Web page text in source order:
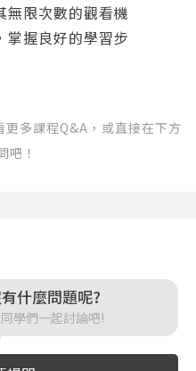
使用者條款與隱私權政
無限次數的觀看機
掌握良好的學習步
更多課程Q&A，或直接在下方
吧！
什麼問題呢?
學們一起討論吧!